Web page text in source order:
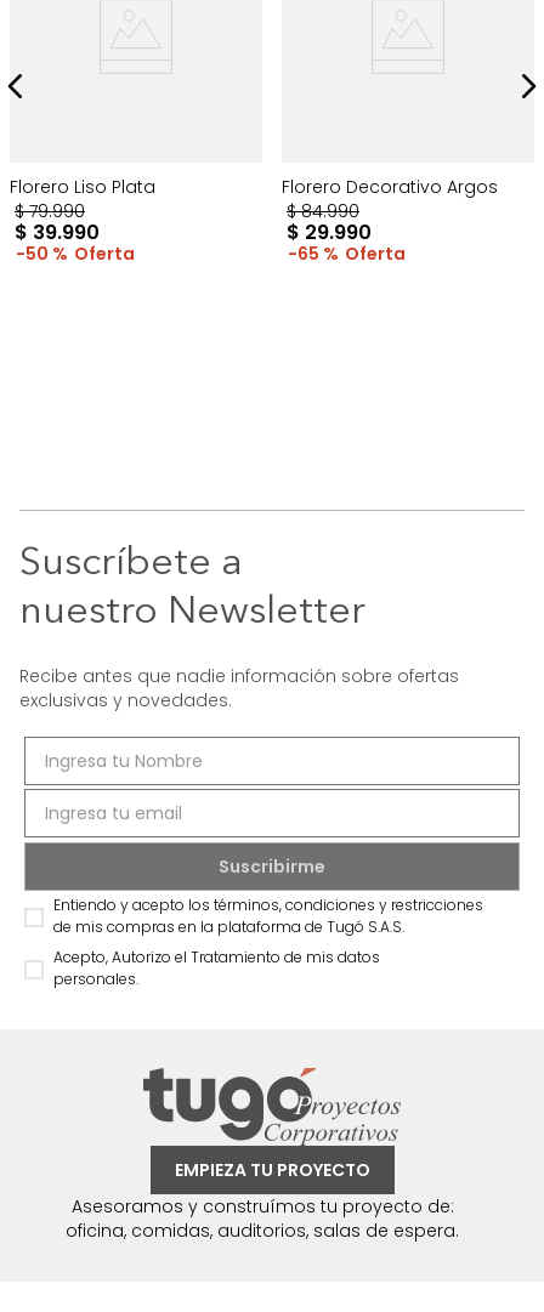
Florero Liso Plata
$ 79.990
$ 39.990
50 %
Florero Decorativo Argos
$ 84.990
$ 29.990
65 %
Suscríbete a
nuestro Newsletter
Recibe antes que nadie información sobre ofertas
exclusivas y novedades.
Entiendo y acepto los términos, condiciones y restricciones
de mis compras en la plataforma de Tugó S.A.S.
Acepto, Autorizo el Tratamiento de mis datos
personales.
EMPIEZA TU PROYECTO
Asesoramos y construímos tu proyecto de:
oficina, comidas, auditorios, salas de espera.